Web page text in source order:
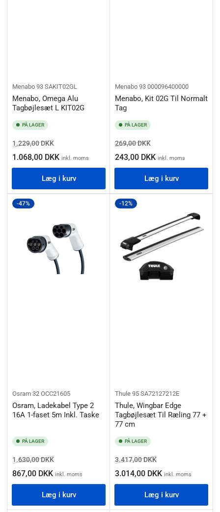
Menabo 93 SAKIT02GL
Menabo, Omega Alu
Tagbøjlesæt L KIT02G
PÅ LAGER
Normalpris
1.229,00 DKKSalgspris
1.068,00 DKK inkl. moms
Læg i kurv
Menabo 93 000096400000
Menabo, Kit 02G Til Normalt
Tag
PÅ LAGER
Normalpris
269,00 DKKSalgspris
243,00 DKK inkl. moms
Læg i kurv
-47%
Osram 32 OCC21605
Osram, Ladekabel Type 2
16A 1-faset 5m Inkl. Taske
PÅ LAGER
Normalpris
1.630,00 DKKSalgspris
867,00 DKK inkl. moms
Læg i kurv
-12%
Thule 95 SA72127212E
Thule, Wingbar Edge
Tagbøjlesæt Til Ræling 77 +
77 cm
PÅ LAGER
Normalpris
3.417,00 DKKSalgspris
3.014,00 DKK inkl. moms
Læg i kurv